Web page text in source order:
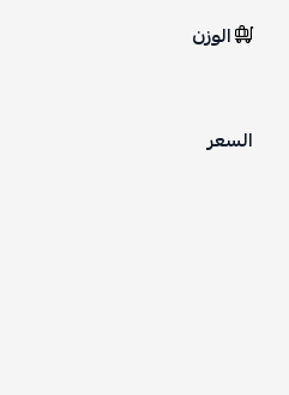
الوزن
السعر